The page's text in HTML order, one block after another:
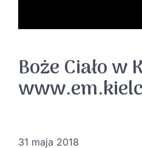
Boże Ciało w
31 maja 2018